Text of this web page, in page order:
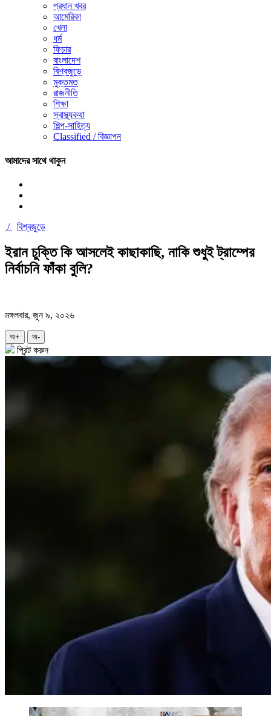
প্রধান খবর
আমেরিকা
খেলা
ধর্ম
ফিচার
বাংলাদেশ
বিশ্বজুড়ে
মুক্তমত
রাজনীতি
শিক্ষা
স্বাস্থ্যকথা
শিল্প-সাহিত্য
Classified / বিজ্ঞাপন
আমাদের সাথে থাকুন
/ বিশ্বজুড়ে
ইরান চুক্তি কি আসলেই কাছাকাছি, নাকি শুধুই ট্রাম্পের
নির্বাচনি ফাঁকা বুলি?
মঙ্গলবার, জুন ৯, ২০২৬
অ+ অ-
প্রিন্ট করুন